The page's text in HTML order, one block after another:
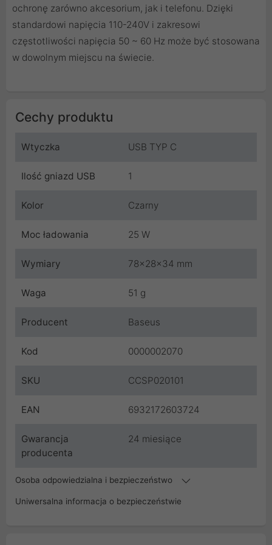
ochronę zarówno akcesorium, jak i telefonu. Dzięki
standardowi napięcia 110-240V i zakresowi
częstotliwości napięcia 50 ~ 60 Hz może być stosowana
w dowolnym miejscu na świecie.
Cechy produktu
Wtyczka USB TYP C
Ilość gniazd USB 1
Kolor Czarny
Moc ładowania 25 W
Wymiary 78x28x34 mm
Waga 51 g
Producent Baseus
Kod 0000002070
SKU CCSP020101
EAN 6932172603724
Gwarancja
producenta
24 miesiące
Osoba odpowiedzialna i bezpieczeństwo
Uniwersalna informacja o bezpieczeństwie